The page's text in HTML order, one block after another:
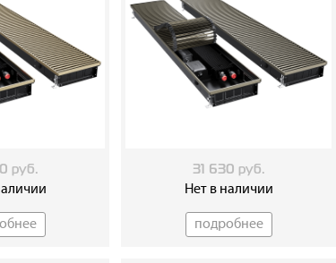
руб. 31 630 руб.
Нет в наличии
подробнее